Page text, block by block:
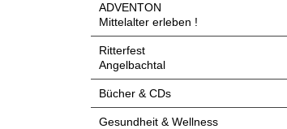
ADVENTON
Mittelalter erleben !
Ritterfest
Angelbachtal
Bücher & CDs
Gesundheit & Wellness